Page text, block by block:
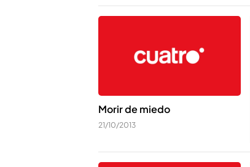
Morir de miedo
21/10/2013